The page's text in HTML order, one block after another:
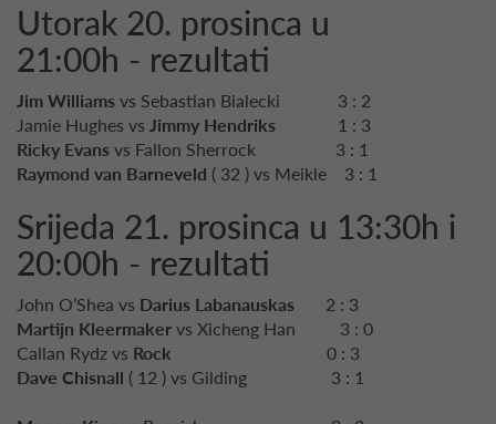
Utorak 20. prosinca u
21:00h - rezultati
Jim Williams vs Sebastian Bialecki 3 : 2
Jamie Hughes vs Jimmy Hendriks
1 : 3
Ricky Evans vs Fallon Sherrock 3 : 1
Raymond van Barneveld ( 32 ) vs Meikle 3 : 1
Srijeda 21. prosinca u 13:30h i
20:00h - rezultati
John O’Shea vs Darius Labanauskas 2 : 3
Martijn Kleermaker vs Xicheng Han 3 : 0
Callan Rydz vs Rock 0 : 3
Dave Chisnall ( 12 ) vs Gilding 3 : 1